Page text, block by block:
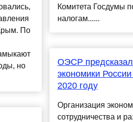
По
но
Комитета Госдумы
налогам......
ОЭСР
экономики
2020 году
Организация
сотрудничества и